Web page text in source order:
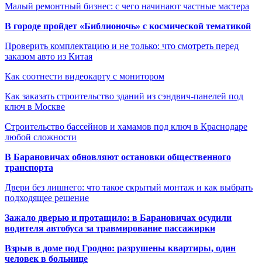
Малый ремонтный бизнес: с чего начинают частные мастера
В городе пройдет «Библионочь» с космической тематикой
Проверить комплектацию и не только: что смотреть перед
заказом авто из Китая
Как соотнести видеокарту с монитором
Как заказать строительство зданий из сэндвич-панелей под
ключ в Москве
Строительство бассейнов и хамамов под ключ в Краснодаре
любой сложности
В Барановичах обновляют остановки общественного
транспорта
Двери без лишнего: что такое скрытый монтаж и как выбрать
подходящее решение
Зажало дверью и протащило: в Барановичах осудили
водителя автобуса за травмирование пассажирки
Взрыв в доме под Гродно: разрушены квартиры, один
человек в больнице